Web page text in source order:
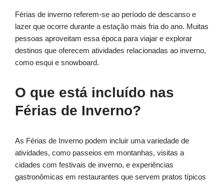
Férias de inverno referem-se ao período de descanso e
lazer que ocorre durante a estação mais fria do ano. Muitas
pessoas aproveitam essa época para viajar e explorar
destinos que oferecem atividades relacionadas ao inverno,
como esqui e snowboard.
O que está incluído nas
Férias de Inverno?
As Férias de Inverno podem incluir uma variedade de
atividades, como passeios em montanhas, visitas a
cidades com festivais de inverno, e experiências
gastronômicas em restaurantes que servem pratos típicos